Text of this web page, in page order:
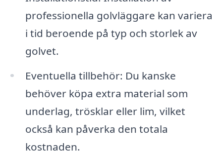
professionella golvläggare kan variera
i tid beroende på typ och storlek av
golvet.
Eventuella tillbehör: Du kanske
behöver köpa extra material som
underlag, trösklar eller lim, vilket
också kan påverka den totala
kostnaden.